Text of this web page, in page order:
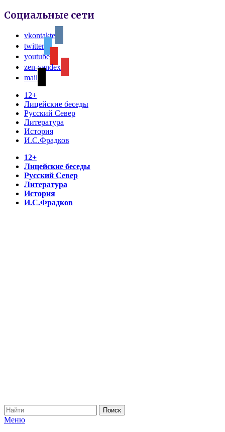
Социальные сети
vkontakte
twitter
youtube
zen-yandex
mail
12+
Лицейские беседы
Русский Север
Литература
История
И.С.Фрадков
12+
Лицейские беседы
Русский Север
Литература
История
И.С.Фрадков
Меню